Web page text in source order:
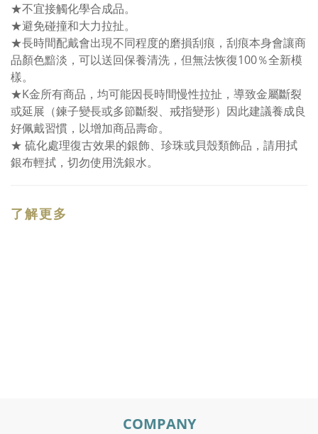
★不宜接觸化學合成品。
★避免碰撞和大力拉扯。
★長時間配戴會出現不同程度的磨損刮痕，刮痕本身會讓商
品顏色黯淡，可以送回保養清洗，但無法恢復100％全新模
樣。
★K金所有商品，均可能因長時間慢性拉扯，導致金屬斷裂
或延展（鍊子變長或多節斷裂、戒指變形）因此建議養成良
好佩戴習慣，以增加商品壽命。
★ 硫化處理復古效果的銀飾、珍珠或貝殼類飾品，請用拭
銀布輕拭，切勿使用洗銀水。
了解更多
COMPANY